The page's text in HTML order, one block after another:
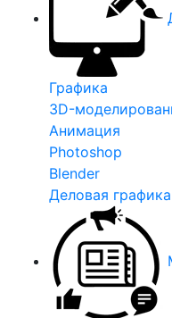
Графика
3D-
Анимация
Photoshop
Blender
Деловая графика